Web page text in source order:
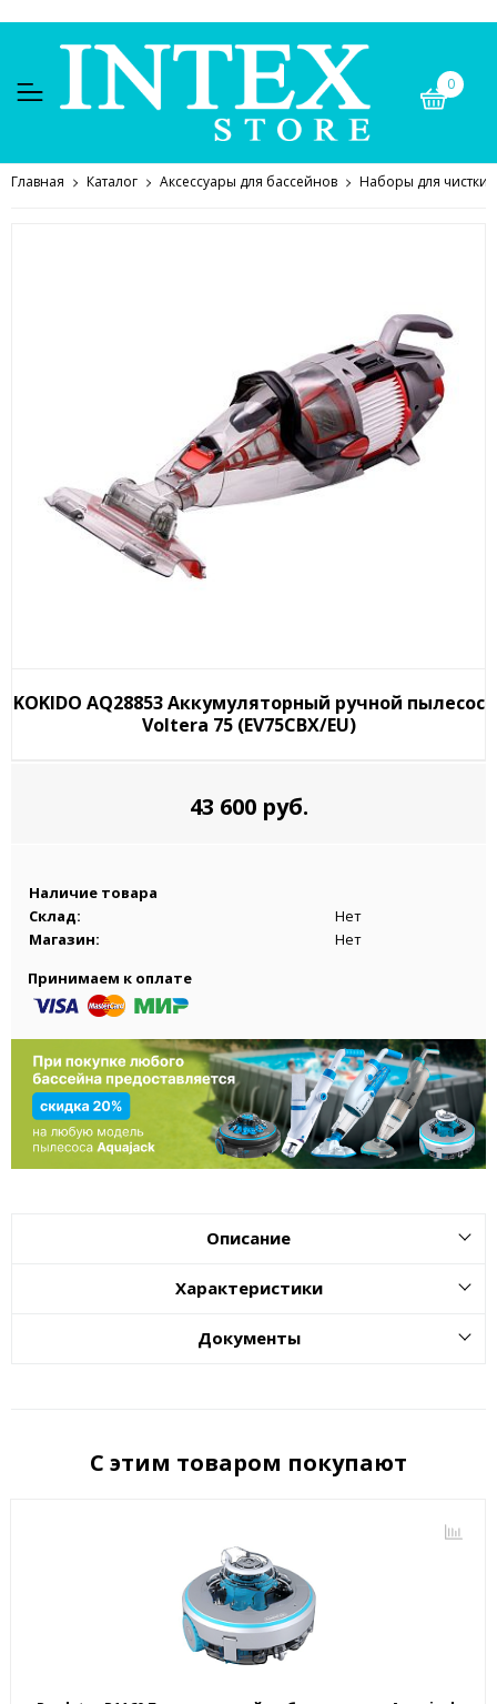
0
Главная Каталог Аксессуары для бассейнов Наборы для
KOKIDO AQ28853 Аккумуляторный ручной пылесос
Voltera 75 (EV75CBX/EU)
43 600 руб.
Наличие товара
Склад:
Нет
Магазин:
Нет
Принимаем к оплате
Описание
Характеристики
Документы
С этим товаром покупают